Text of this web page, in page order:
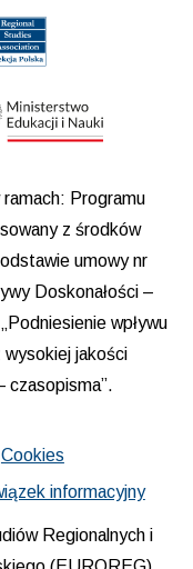
Programu
z środków
umowy nr
Doskonałości –
wpływu
wysokiej jakości
czasopisma”.
Cookies
informacyjny
Regionalnych i